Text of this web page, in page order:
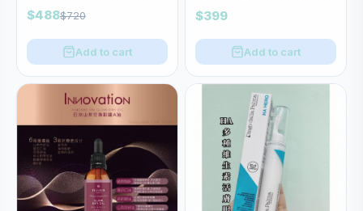
$488$720
Add to cart
$399
Add to cart